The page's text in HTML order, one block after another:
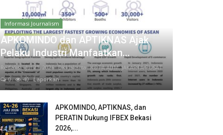
Informasi Journalism
APKOMINDO dan APTIKNAS Ajak
Pelaku Industri Manfaatkan...
Redaksi Jul 21, 2026 DKI Jakarta KOTA ADM. JAKARTA PUSAT
0
40Laporkan
APKOMINDO, APTIKNAS, dan
PERATIN Dukung IFBEX Bekasi
2026,...